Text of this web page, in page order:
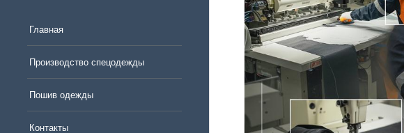
Главная
Производство спецодежды
Пошив одежды
Контакты